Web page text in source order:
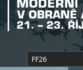
FF26